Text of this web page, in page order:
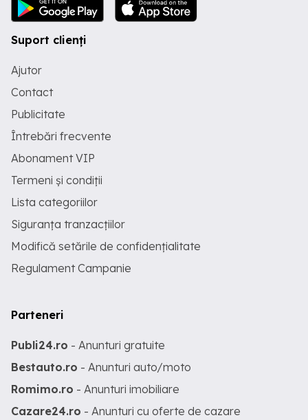
Suport clienți
Ajutor
Contact
Publicitate
Întrebări frecvente
Abonament VIP
Termeni și condiții
Lista categoriilor
Siguranța tranzacțiilor
Modifică setările de confidențialitate
Regulament Campanie
Parteneri
Publi24.ro - Anunturi gratuite
Bestauto.ro - Anunturi auto/moto
Romimo.ro - Anunturi imobiliare
Cazare24.ro - Anunturi cu oferte de cazare